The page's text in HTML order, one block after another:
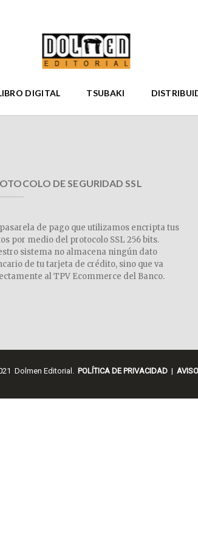
DIGITAL TSUBAKI
DE SEGURIDAD SSL
de pago que utilizamos encripta tus
por medio del protocolo SSL 256 bits.
sistema no almacena ningún dato
de tu tarjeta de crédito, sino que va
al TPV Ecommerce del Banco.
Dolmen Editorial. POLÍTICA DE PRIVACIDAD |